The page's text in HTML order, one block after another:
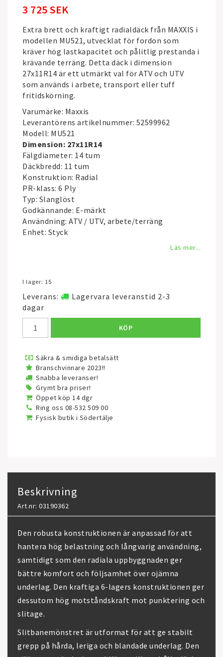
3 725 SEK
Extra brett och kraftigt radialdäck från MAXXIS i
modellen MU521, utvecklat för fordon som
kräver hög lastkapacitet och pålitlig prestanda i
krävande terräng. Detta däck i dimension
27x11R14 är ett utmärkt val för ATV och UTV
som används i arbete, transport eller tuff
fritidskörning.
Varumärke: Maxxis
Leverantörens artikelnummer: 52599962
Modell: MU521
Dimension: 27x11R14
Fälgdiameter: 14 tum
Däckbredd: 11 tum
Konstruktion: Radial
PR-klass: 6 Ply
Typ: Slanglöst
Godkännande: E-märkt
Användning: ATV / UTV, arbete/terräng
Enhet: Styck
Läs mer...
I lager: 15
Leverans:
Lagervara leveranstid 2-3
dagar
KÖP
Säkra & smidiga betalsätt
Branschvinnare 2023!!
Snabba leveranser!
Grymt bra priser!
Öppet köp 14 dgr
Ring oss 08-532 509 00
Fysisk butik i Södertälje
Beskrivning
Art.nr: 03190362
Den robusta konstruktionen är anpassad för att
hantera hög belastning och långvarig användning,
samtidigt som den radiala uppbyggnaden ger
bättre komfort och följsamhet över ojämna
underlag. Den kraftiga 6-lagers konstruktionen ger
dessutom hög motståndskraft mot punktering och
slitage.
Slitbanemönstret är utformat för att ge stabilt
grepp på hårda, leriga och blandade underlag. Den